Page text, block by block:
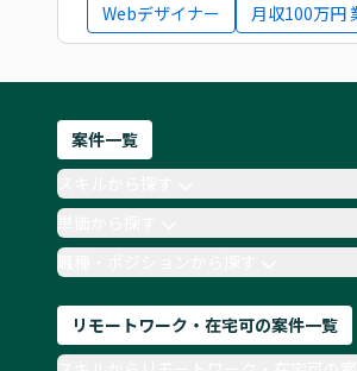
Webデザイナー
月収100万円
案件一覧
単価から探す
職種・ポジションから探す
リモートワーク・在宅可の案件一覧